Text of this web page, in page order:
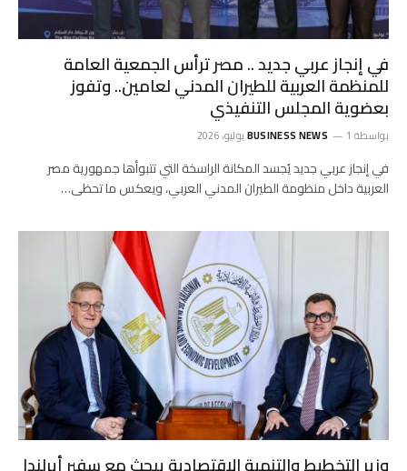
في إنجاز عربي جديد .. مصر ترأس الجمعية العامة
للمنظمة العربية للطيران المدني لعامين.. وتفوز
بعضوية المجلس التنفيذي
بواسطة BUSINESS NEWS 1 يوليو، 2026
في إنجاز عربي جديد يُجسد المكانة الراسخة التي تتبوأها جمهورية مصر
العربية داخل منظومة الطيران المدني العربي، ويعكس ما تحظى…
وزير التخطيط والتنمية الاقتصادية يبحث مع سفير أيرلندا